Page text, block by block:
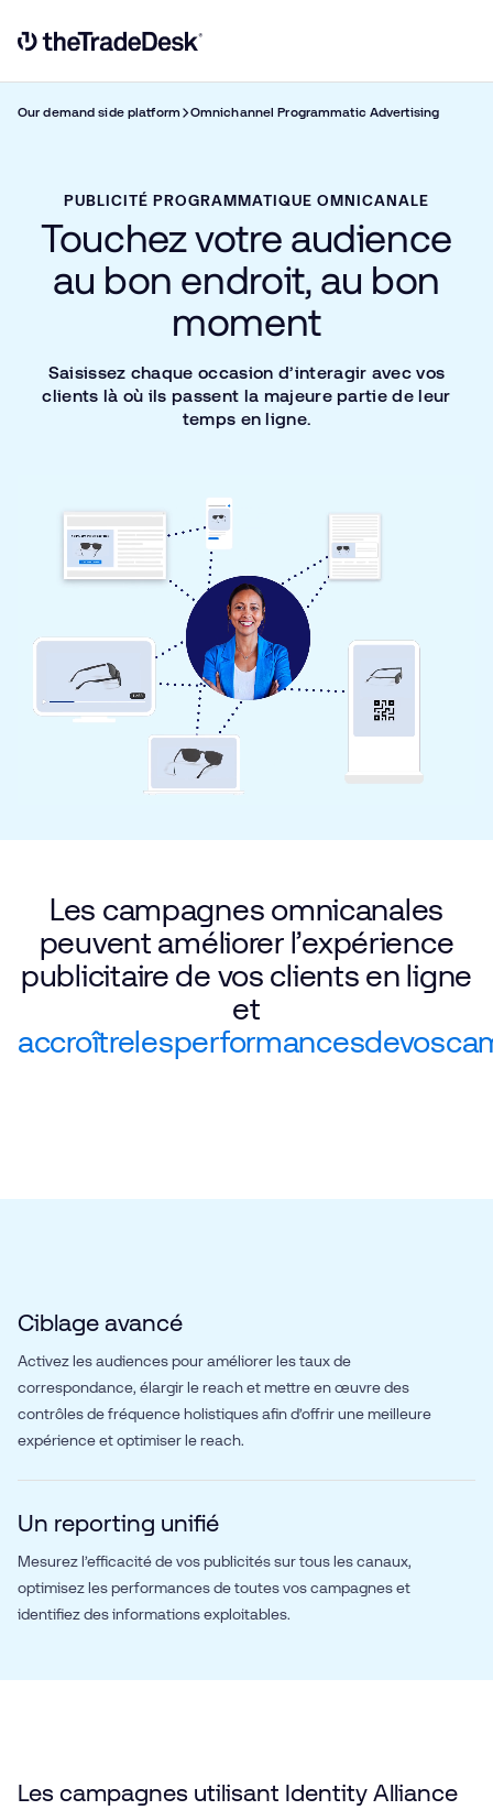
Link to The Trade Desk Home Page
Our demand side platform Omnichannel Programmatic Advertising
PUBLICITÉ PROGRAMMATIQUE OMNICANALE
Touchez votre audience
au bon endroit, au bon
moment
Saisissez chaque occasion d’interagir avec vos
clients là où ils passent la majeure partie de leur
temps en ligne.
Les campagnes omnicanales
peuvent améliorer l’expérience
publicitaire de vos clients en ligne
et
accroîtrelesperformancesdevos
Ciblage avancé
Activez les audiences pour améliorer les taux de
correspondance, élargir le reach et mettre en œuvre des
contrôles de fréquence holistiques afin d’offrir une meilleure
expérience et optimiser le reach.
Un reporting unifié
Mesurez l’efficacité de vos publicités sur tous les canaux,
optimisez les performances de toutes vos campagnes et
identifiez des informations exploitables.
Les campagnes utilisant Identity Alliance